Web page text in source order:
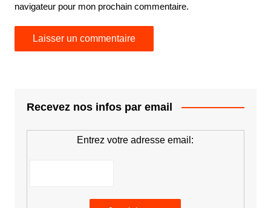
navigateur pour mon prochain commentaire.
Recevez nos infos par email
Entrez votre adresse email: